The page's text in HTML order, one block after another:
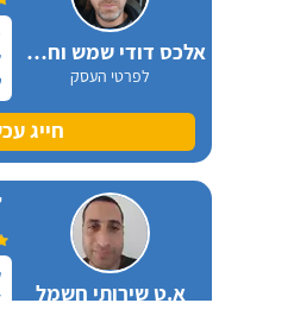
אלכס דודי שמש וחשמל
לפרטי העסק
חייג
א.ט שירותי חשמל